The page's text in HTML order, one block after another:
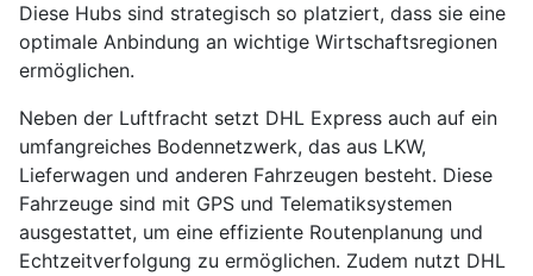
Diese Hubs sind strategisch so platziert, dass sie eine
optimale Anbindung an wichtige Wirtschaftsregionen
ermöglichen.
Neben der Luftfracht setzt DHL Express auch auf ein
umfangreiches Bodennetzwerk, das aus LKW,
Lieferwagen und anderen Fahrzeugen besteht. Diese
Fahrzeuge sind mit GPS und Telematiksystemen
ausgestattet, um eine effiziente Routenplanung und
Echtzeitverfolgung zu ermöglichen. Zudem nutzt DHL